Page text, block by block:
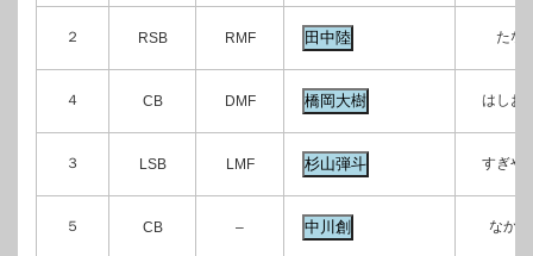
２ RSB RMF たな
４ CB DMF はしお
３ LSB LMF すぎや
５ CB – なか